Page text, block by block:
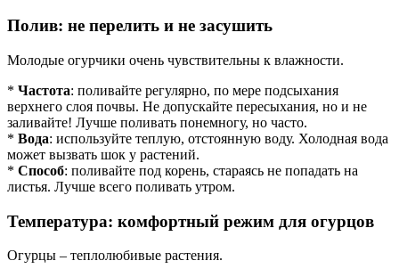
Полив: не перелить и не засушить
Молодые огурчики очень чувствительны к влажности.
* Частота: поливайте регулярно, по мере подсыхания
верхнего слоя почвы. Не допускайте пересыхания, но и не
заливайте! Лучше поливать понемногу, но часто.
* Вода: используйте теплую, отстоянную воду. Холодная вода
может вызвать шок у растений.
* Способ: поливайте под корень, стараясь не попадать на
листья. Лучше всего поливать утром.
Температура: комфортный режим для огурцов
Огурцы – теплолюбивые растения.